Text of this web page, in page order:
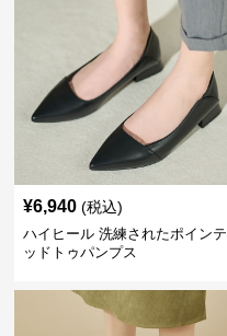
¥6,940 (税込)
ハイヒール 洗練されたポインテ
ッドトゥパンプス